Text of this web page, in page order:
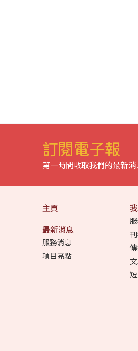
訂閱電子報
第一時間收取我們的最新消
主頁
最新消息
服務消息
項目亮點